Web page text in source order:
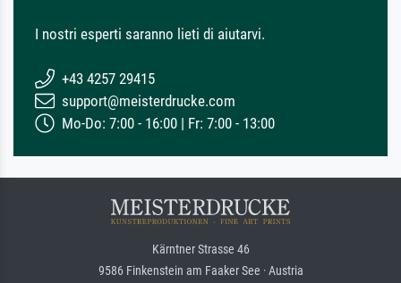
I nostri esperti saranno lieti di aiutarvi.
+43 4257 29415
support@meisterdrucke.com
Mo-Do: 7:00 - 16:00 | Fr: 7:00 - 13:00
Kärntner Strasse 46
9586 Finkenstein am Faaker See · Austria